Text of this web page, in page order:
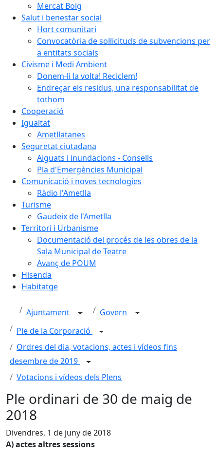
Mercat Boig
Salut i benestar social
Hort comunitari
Convocatòria de sol·licituds de subvencions per
a entitats socials
Civisme i Medi Ambient
Donem-li la volta! Reciclem!
Endreçar els residus, una responsabilitat de
tothom
Cooperació
Igualtat
Ametllatanes
Seguretat ciutadana
Aiguats i inundacions - Consells
Pla d'Emergències Municipal
Comunicació i noves tecnologies
Ràdio l'Ametlla
Turisme
Gaudeix de l'Ametlla
Territori i Urbanisme
Documentació del procés de les obres de la
Sala Municipal de Teatre
Avanç de POUM
Hisenda
Habitatge
Ajuntament
Govern
Ple de la Corporació
Ordres del dia, votacions, actes i vídeos fins
desembre de 2019
Votacions i vídeos dels Plens
Ple ordinari de 30 de maig de
2018
Divendres, 1 de juny de 2018
A) actes altres sessions